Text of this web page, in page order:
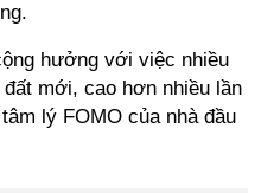
hưởng với việc nhiều
mới, cao hơn nhiều lần
lý FOMO của nhà đầu